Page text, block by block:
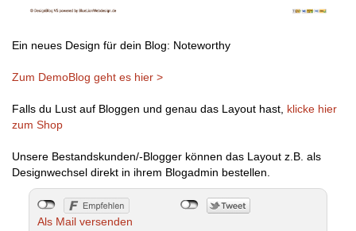
Ein neues Design für dein Blog: Noteworthy
Zum DemoBlog geht es hier >
Falls du Lust auf Bloggen und genau das Layout hast, klicke hier
zum Shop
Unsere Bestandskunden/-Blogger können das Layout z.B. als
Designwechsel direkt in ihrem Blogadmin bestellen.
Als Mail versenden